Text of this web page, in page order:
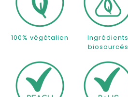
100% végétalien
Ingrédients
biosourcés